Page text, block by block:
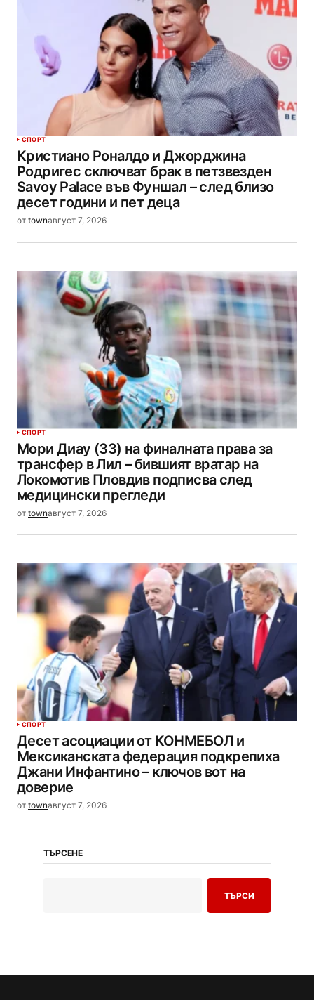
СПОРТ
Кристиано Роналдо и Джорджина
Родригес сключват брак в петзвезден
Savoy Palace във Фуншал – след близо
десет години и пет деца
от townавгуст 7, 2026
СПОРТ
Мори Диау (33) на финалната права за
трансфер в Лил – бившият вратар на
Локомотив Пловдив подписва след
медицински прегледи
от townавгуст 7, 2026
СПОРТ
Десет асоциации от КОНМЕБОЛ и
Мексиканската федерация подкрепиха
Джани Инфантино – ключов вот на
доверие
от townавгуст 7, 2026
ТЪРСЕНЕ
ТЪРСИ